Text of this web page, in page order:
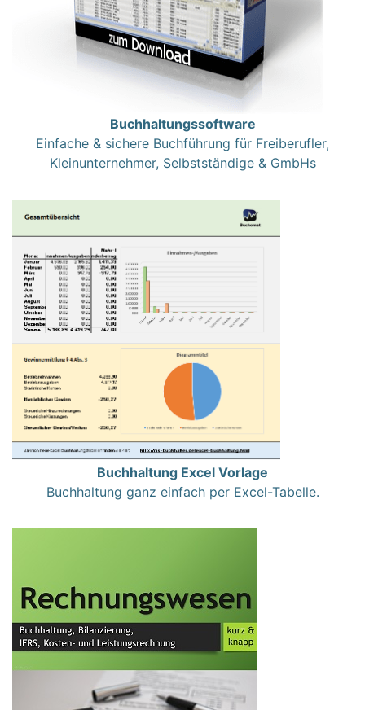
Buchhaltungssoftware
Einfache & sichere Buchführung für Freiberufler,
Kleinunternehmer, Selbstständige & GmbHs
Buchhaltung Excel Vorlage
Buchhaltung ganz einfach per Excel-Tabelle.